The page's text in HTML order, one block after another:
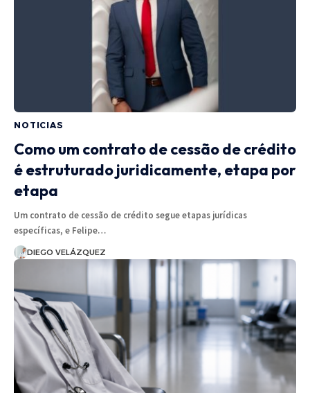
NOTICIAS
Como um contrato de cessão de crédito
é estruturado juridicamente, etapa por
etapa
Um contrato de cessão de crédito segue etapas jurídicas
específicas, e Felipe…
DIEGO VELÁZQUEZ